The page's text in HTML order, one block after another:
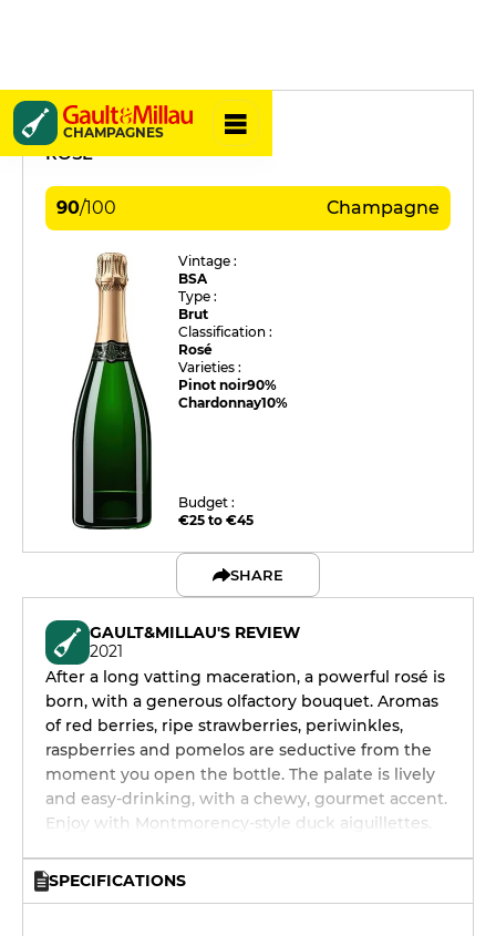
CHAMPAGNES
Guy Charbaut
ROSÉ
90/100 Champagne
Vintage :
BSA
Type :
Brut
Classification :
Rosé
Varieties :
Pinot noir90%
Chardonnay10%
Budget :
€25 to €45
SHARE
GAULT&MILLAU'S REVIEW
2021
After a long vatting maceration, a powerful rosé is
born, with a generous olfactory bouquet. Aromas
of red berries, ripe strawberries, periwinkles,
raspberries and pomelos are seductive from the
moment you open the bottle. The palate is lively
and easy-drinking, with a chewy, gourmet accent.
Enjoy with Montmorency-style duck aiguillettes.
SPECIFICATIONS